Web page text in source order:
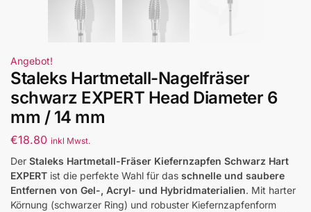
Angebot!
Staleks Hartmetall-Nagelfräser
schwarz EXPERT Head Diameter 6
mm / 14 mm
€18.80 inkl Mwst.
Der Staleks Hartmetall-Fräser Kiefernzapfen Schwarz Hart
EXPERT ist die perfekte Wahl für das schnelle und saubere
Entfernen von Gel-, Acryl- und Hybridmaterialien. Mit harter
Körnung (schwarzer Ring) und robuster Kiefernzapfenform